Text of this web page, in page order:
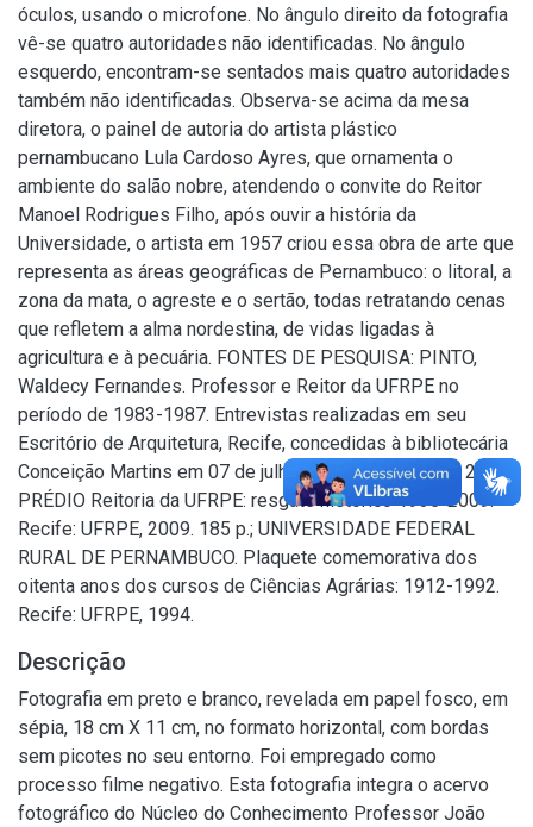
óculos, usando o microfone. No ângulo direito da fotografia
vê-se quatro autoridades não identificadas. No ângulo
esquerdo, encontram-se sentados mais quatro autoridades
também não identificadas. Observa-se acima da mesa
diretora, o painel de autoria do artista plástico
pernambucano Lula Cardoso Ayres, que ornamenta o
ambiente do salão nobre, atendendo o convite do Reitor
Manoel Rodrigues Filho, após ouvir a história da
Universidade, o artista em 1957 criou essa obra de arte que
representa as áreas geográficas de Pernambuco: o litoral, a
zona da mata, o agreste e o sertão, todas retratando cenas
que refletem a alma nordestina, de vidas ligadas à
agricultura e à pecuária. FONTES DE PESQUISA: PINTO,
Waldecy Fernandes. Professor e Reitor da UFRPE no
período de 1983-1987. Entrevistas realizadas em seu
Escritório de Arquitetura, Recife, concedidas à bibliotecária
Conceição Martins em 07 de julho e 15 de outubro de 2009;
PRÉDIO Reitoria da UFRPE: resgate histórico 1935-2009.
Recife: UFRPE, 2009. 185 p.; UNIVERSIDADE FEDERAL
RURAL DE PERNAMBUCO. Plaquete comemorativa dos
oitenta anos dos cursos de Ciências Agrárias: 1912-1992.
Recife: UFRPE, 1994.
Descrição
Fotografia em preto e branco, revelada em papel fosco, em
sépia, 18 cm X 11 cm, no formato horizontal, com bordas
sem picotes no seu entorno. Foi empregado como
processo filme negativo. Esta fotografia integra o acervo
fotográfico do Núcleo do Conhecimento Professor João